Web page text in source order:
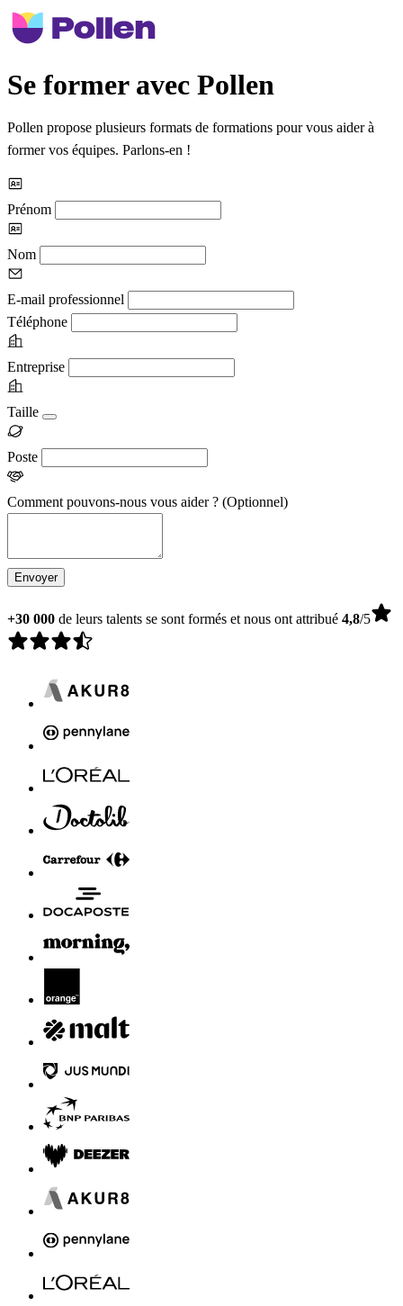
Se former avec Pollen
Pollen propose plusieurs formats de formations pour vous aider à
former vos équipes. Parlons-en !
Prénom
Nom
E-mail professionnel
Téléphone
Entreprise
Taille
Poste
Comment pouvons-nous vous aider ? (Optionnel)
Envoyer
+30 000 de leurs talents se sont formés et nous ont attribué 4,8/5